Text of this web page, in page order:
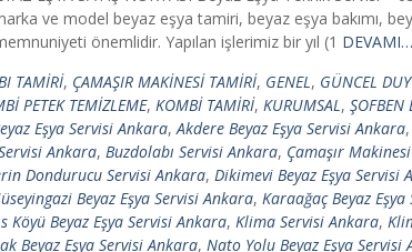
ve model beyaz eşya tamiri, beyaz eşya bakımı,
önemlidir. Yapılan işlerimiz bir yıl (1 DEVAMI…
TAMİRİ, ÇAMAŞIR MAKİNESİ TAMİRİ, GENEL, GÜNCEL
PETEK TEMİZLEME, KOMBİ TAMİRİ, KURUMSAL, ŞOFBEN
Eşya Servisi Ankara,Akdere Beyaz Eşya Servisi Ankara
Ankara, Buzdolabı Servisi Ankara, Çamaşır
Dondurucu Servisi Ankara, Dikimevi Beyaz Eşya Servisi
Beyaz Eşya Servisi Ankara, Karaağaç Beyaz
Köyü Beyaz Eşya Servisi Ankara, Klima Servisi Ankara,
Beyaz Eşya Servisi Ankara, Nato Yolu Beyaz Eşya Servisi